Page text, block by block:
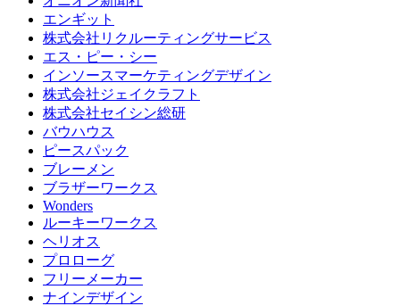
エンギット
株式会社リクルーティングサービス
エス・ピー・シー
インソースマーケティングデザイン
株式会社ジェイクラフト
株式会社セイシン総研
バウハウス
ピースパック
ブレーメン
ブラザーワークス
Wonders
ルーキーワークス
ヘリオス
プロローグ
フリーメーカー
ナインデザイン